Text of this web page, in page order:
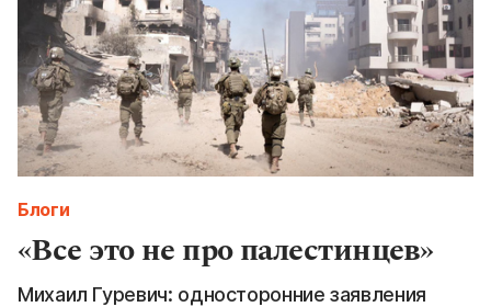
Блоги
«Все это не про палестинцев»
Михаил Гуревич: односторонние заявления